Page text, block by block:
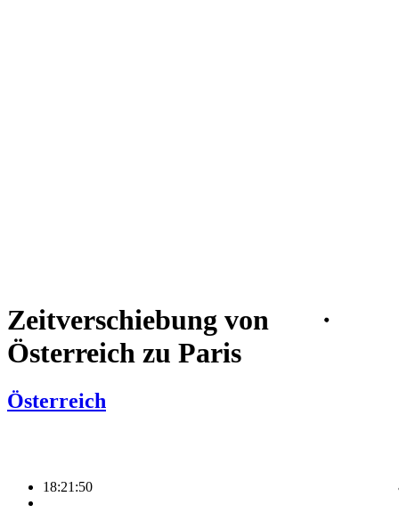
Zeitverschiebung von
Österreich zu Paris
Österreich
18:21:50